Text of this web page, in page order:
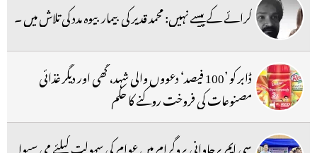
کرائے کے پیسے نہیں: محمد قدیر کی بیمار بیوہ مدد کی تلاش میں ۔
ڈابر کو ’100 فیصد‘ دعووں والی شہد، گھی اور دیگر غذائی
مصنوعات کی فروخت روکنے کا حکم
سی ایم پرجاوانی پروگرام میں عوام کی سہولت کیلئے می سیوا